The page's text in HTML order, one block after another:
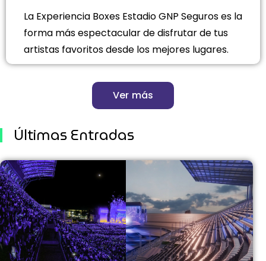
La Experiencia Boxes Estadio GNP Seguros es la
forma más espectacular de disfrutar de tus
artistas favoritos desde los mejores lugares.
Ver más
Últimas Entradas